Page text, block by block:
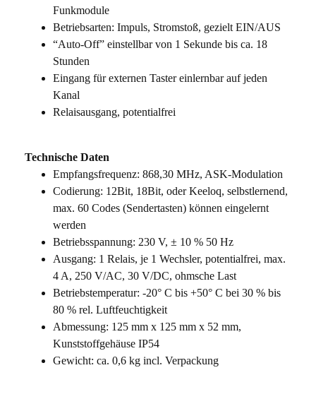
Funkmodule
Betriebsarten: Impuls, Stromstoß, gezielt EIN/AUS
“Auto-Off” einstellbar von 1 Sekunde bis ca. 18
Stunden
Eingang für externen Taster einlernbar auf jeden
Kanal
Relaisausgang, potentialfrei
Technische Daten
Empfangsfrequenz: 868,30 MHz, ASK-Modulation
Codierung: 12Bit, 18Bit, oder Keeloq, selbstlernend,
max. 60 Codes (Sendertasten) können eingelernt
werden
Betriebsspannung: 230 V, ± 10 % 50 Hz
Ausgang: 1 Relais, je 1 Wechsler, potentialfrei, max.
4 A, 250 V/AC, 30 V/DC, ohmsche Last
Betriebstemperatur: -20° C bis +50° C bei 30 % bis
80 % rel. Luftfeuchtigkeit
Abmessung: 125 mm x 125 mm x 52 mm,
Kunststoffgehäuse IP54
Gewicht: ca. 0,6 kg incl. Verpackung